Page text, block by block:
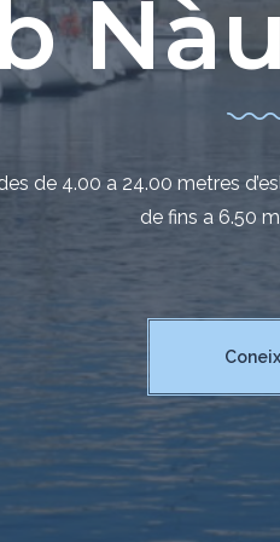
COVID-19
de 4.00 a 24.00 metres
de fins a 6.50
el
restaurants,